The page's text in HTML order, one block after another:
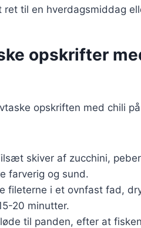
ret til en hverdagsmiddag
opskrifter
opskriften med chili
skiver af zucchini,
farverig og sund.
fileterne i et ovnfast fad,
20 minutter.
til panden, efter at